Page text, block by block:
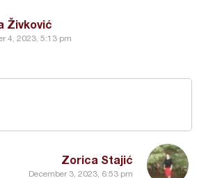
Živković
4, 2023, 5:13 pm
Zorica Stajić
December 3, 2023, 6:53 pm